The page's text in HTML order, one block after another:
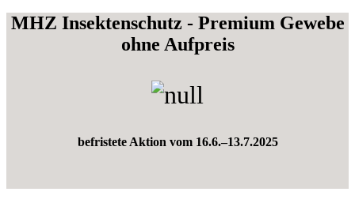
MHZ Insektenschutz - Premium Gewebe
ohne Aufpreis
befristete Aktion vom 16.6.–13.7.2025